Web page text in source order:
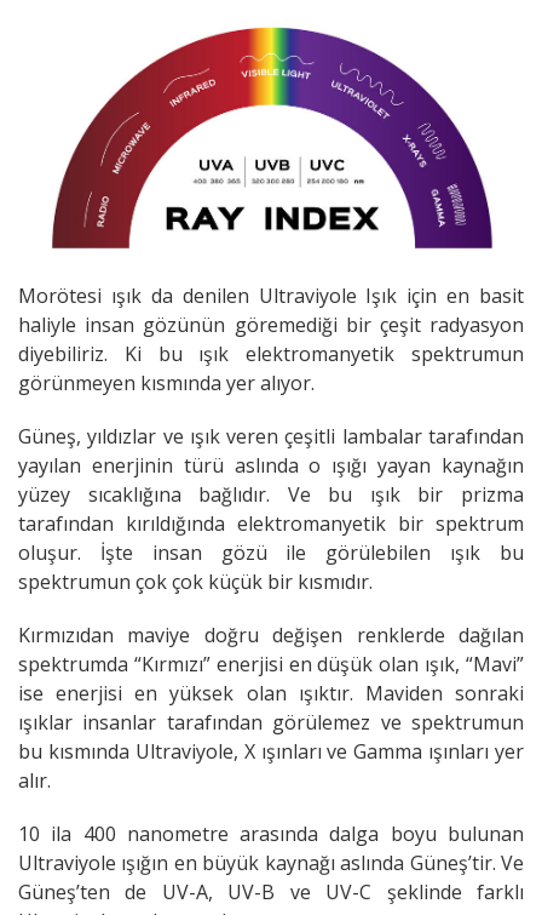
Morötesi ışık da denilen Ultraviyole Işık için en basit
haliyle insan gözünün göremediği bir çeşit radyasyon
diyebiliriz. Ki bu ışık elektromanyetik spektrumun
görünmeyen kısmında yer alıyor.
Güneş, yıldızlar ve ışık veren çeşitli lambalar tarafından
yayılan enerjinin türü aslında o ışığı yayan kaynağın
yüzey sıcaklığına bağlıdır. Ve bu ışık bir prizma
tarafından kırıldığında elektromanyetik bir spektrum
oluşur. İşte insan gözü ile görülebilen ışık bu
spektrumun çok çok küçük bir kısmıdır.
Kırmızıdan maviye doğru değişen renklerde dağılan
spektrumda “Kırmızı” enerjisi en düşük olan ışık, “Mavi”
ise enerjisi en yüksek olan ışıktır. Maviden sonraki
ışıklar insanlar tarafından görülemez ve spektrumun
bu kısmında Ultraviyole, X ışınları ve Gamma ışınları yer
alır.
10 ila 400 nanometre arasında dalga boyu bulunan
Ultraviyole ışığın en büyük kaynağı aslında Güneş’tir. Ve
Güneş’ten de UV-A, UV-B ve UV-C şeklinde farklı